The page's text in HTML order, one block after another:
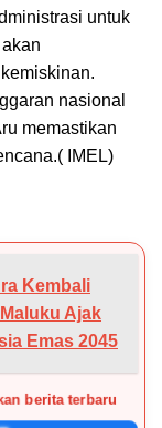
untuk
nasional
memastikan
IMEL)
Kembali
Ajak
Emas 2045
berita terbaru